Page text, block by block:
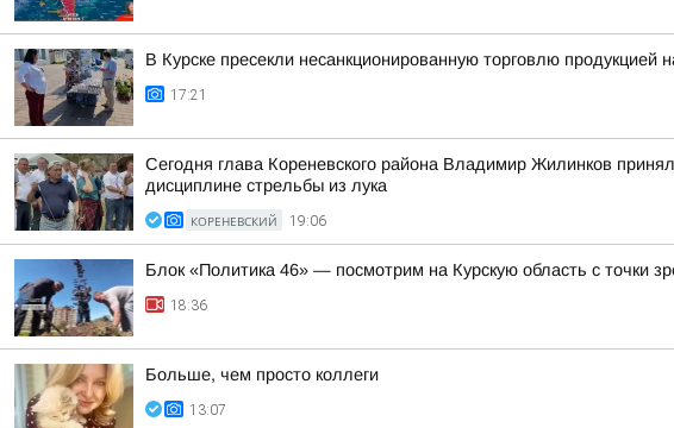
В Курске пресекли несанкционированную торговлю продукцией
17:21
Сегодня глава Кореневского района Владимир Жилинков
дисциплине стрельбы из лука
КОРЕНЕВСКИЙ 19:06
Блок «Политика 46» — посмотрим на Курскую область с точки
18:36
Больше, чем просто коллеги
13:07